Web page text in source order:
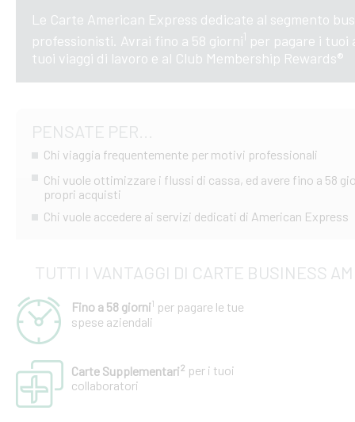
Le Carte American Express dedicate al segmento
professionisti. Avrai fino a 58 giorni1 per pagare i
tuoi viaggi di lavoro e al Club Membership Rewards®
PENSATE PER...
Chi viaggia frequentemente per motivi professionali
Chi vuole ottimizzare i flussi di cassa, ed avere fino a 58
propri acquisti
Chi vuole accedere ai servizi dedicati di American Express
TUTTI I VANTAGGI DI CARTE BUSINESS
Fino a 58 giorni1 per pagare le tue
spese aziendali
Carte Supplementari2 per i tuoi
collaboratori